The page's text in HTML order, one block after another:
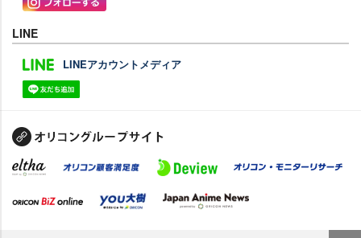
LINE
LINEアカウントメディア